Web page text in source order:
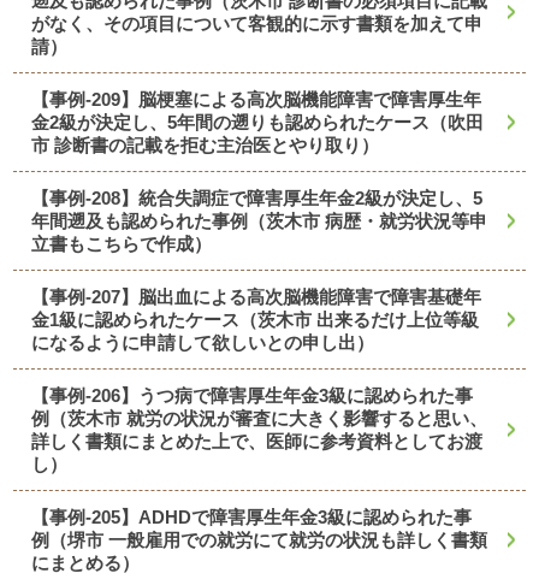
がなく、その項目について客観的に示す書類を加えて申
請）
【事例-209】脳梗塞による高次脳機能障害で障害厚生年
金2級が決定し、5年間の遡りも認められたケース（吹田
市 診断書の記載を拒む主治医とやり取り）
【事例-208】統合失調症で障害厚生年金2級が決定し、5
年間遡及も認められた事例（茨木市 病歴・就労状況等申
立書もこちらで作成）
【事例-207】脳出血による高次脳機能障害で障害基礎年
金1級に認められたケース（茨木市 出来るだけ上位等級
になるように申請して欲しいとの申し出）
【事例-206】うつ病で障害厚生年金3級に認められた事
例（茨木市 就労の状況が審査に大きく影響すると思い、
詳しく書類にまとめた上で、医師に参考資料としてお渡
し）
【事例-205】ADHDで障害厚生年金3級に認められた事
例（堺市 一般雇用での就労にて就労の状況も詳しく書類
にまとめる）